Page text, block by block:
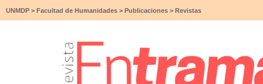
UNMDP > Facultad de Humanidades > Publicaciones > Revistas